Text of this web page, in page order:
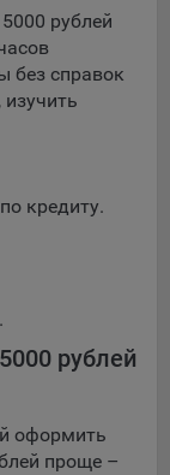
данных для
ADFOX) -
Yandex
рекламы,
Ltd, Gordon
рублей
без справок
изучить
кредиту.
рублей
оформить
проще –